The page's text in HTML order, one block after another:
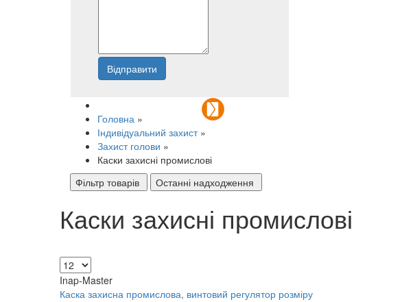
Відправити
Головна »
Індивідуальний захист »
Захист голови »
Каски захисні промислові
Фільтр товарів
Останні надходження
Каски захисні промислові
Inap-Master
Каска захисна промислова, винтовий регулятор розміру